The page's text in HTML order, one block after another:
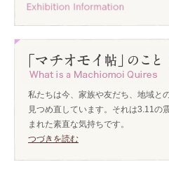
私たちは今、家族や友だち、地域と
見つめ直しています。それは3.11の
まれた素直な気持ちです。
つづきを読む